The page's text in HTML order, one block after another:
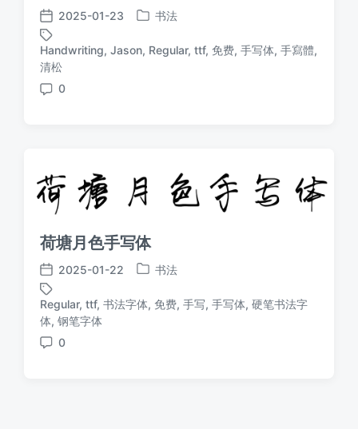
发
布
日
期
2025-01-23
发
于
书法
标
签
Handwriting, Jason, Regular, ttf, 免费, 手写体, 手寫體,
清松
评
0
荷塘月色手写体
发
布
日
期
2025-01-22
发
于
书法
标
签
Regular, ttf, 书法字体, 免费, 手写, 手写体, 硬笔书法字
体, 钢笔字体
评
0